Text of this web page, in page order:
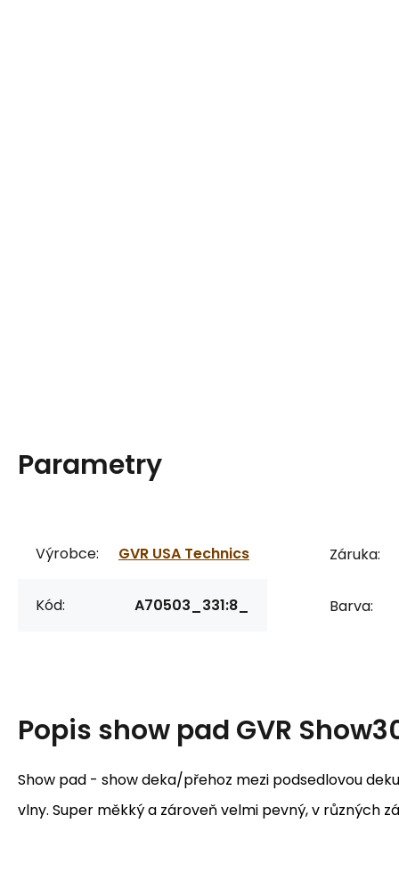
Parametry
Výrobce: GVR USA Technics
Kód: A70503_331:8_
Záruka:
Barva:
Popis show pad GVR
Show pad - show deka/přehoz mezi podsedlovou
vlny. Super měkký a zároveň velmi pevný, v různých